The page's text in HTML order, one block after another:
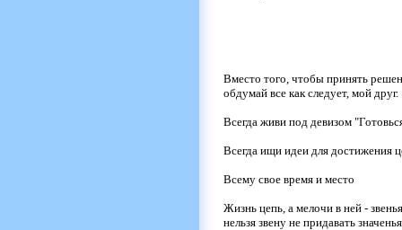
Вместо того, чтобы принять
обдумай все как следует, мой друг.
Всегда живи под девизом
Всегда ищи идеи для достижения
Всему свое время и место
Жизнь цепь, а мелочи в ней -
нельзя звену не придавать